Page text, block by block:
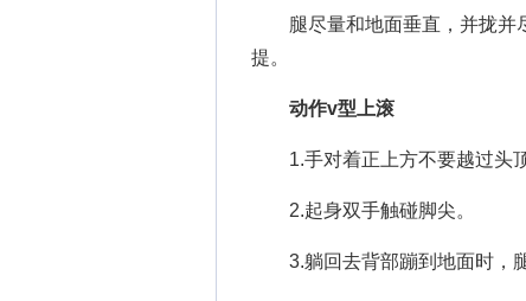
腿尽量和地面垂直，并拢并
提。
动作v型上滚
1.手对着正上方不要越过头顶
2.起身双手触碰脚尖。
3.躺回去背部蹦到地面时，腿